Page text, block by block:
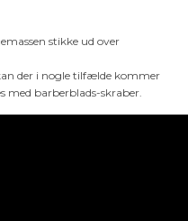
stikke ud over
der i nogle tilfælde kommer
med barberblads-skraber.